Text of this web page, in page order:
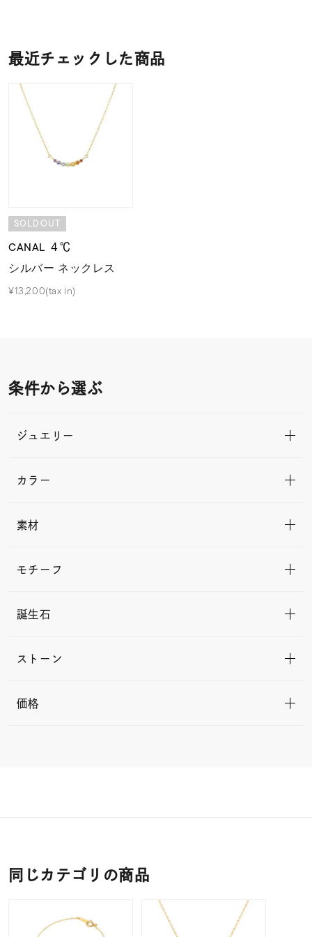
最近チェックした商品
SOLDOUT
CANAL ４℃
シルバー ネックレス
¥13,200(tax in)
条件から選ぶ
ジュエリー
カラー
素材
モチーフ
誕生石
ストーン
価格
同じカテゴリの商品